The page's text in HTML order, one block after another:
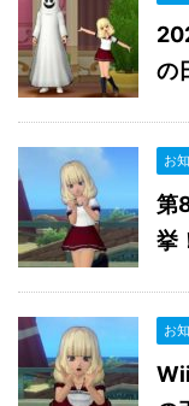
の
お
第
挙
お